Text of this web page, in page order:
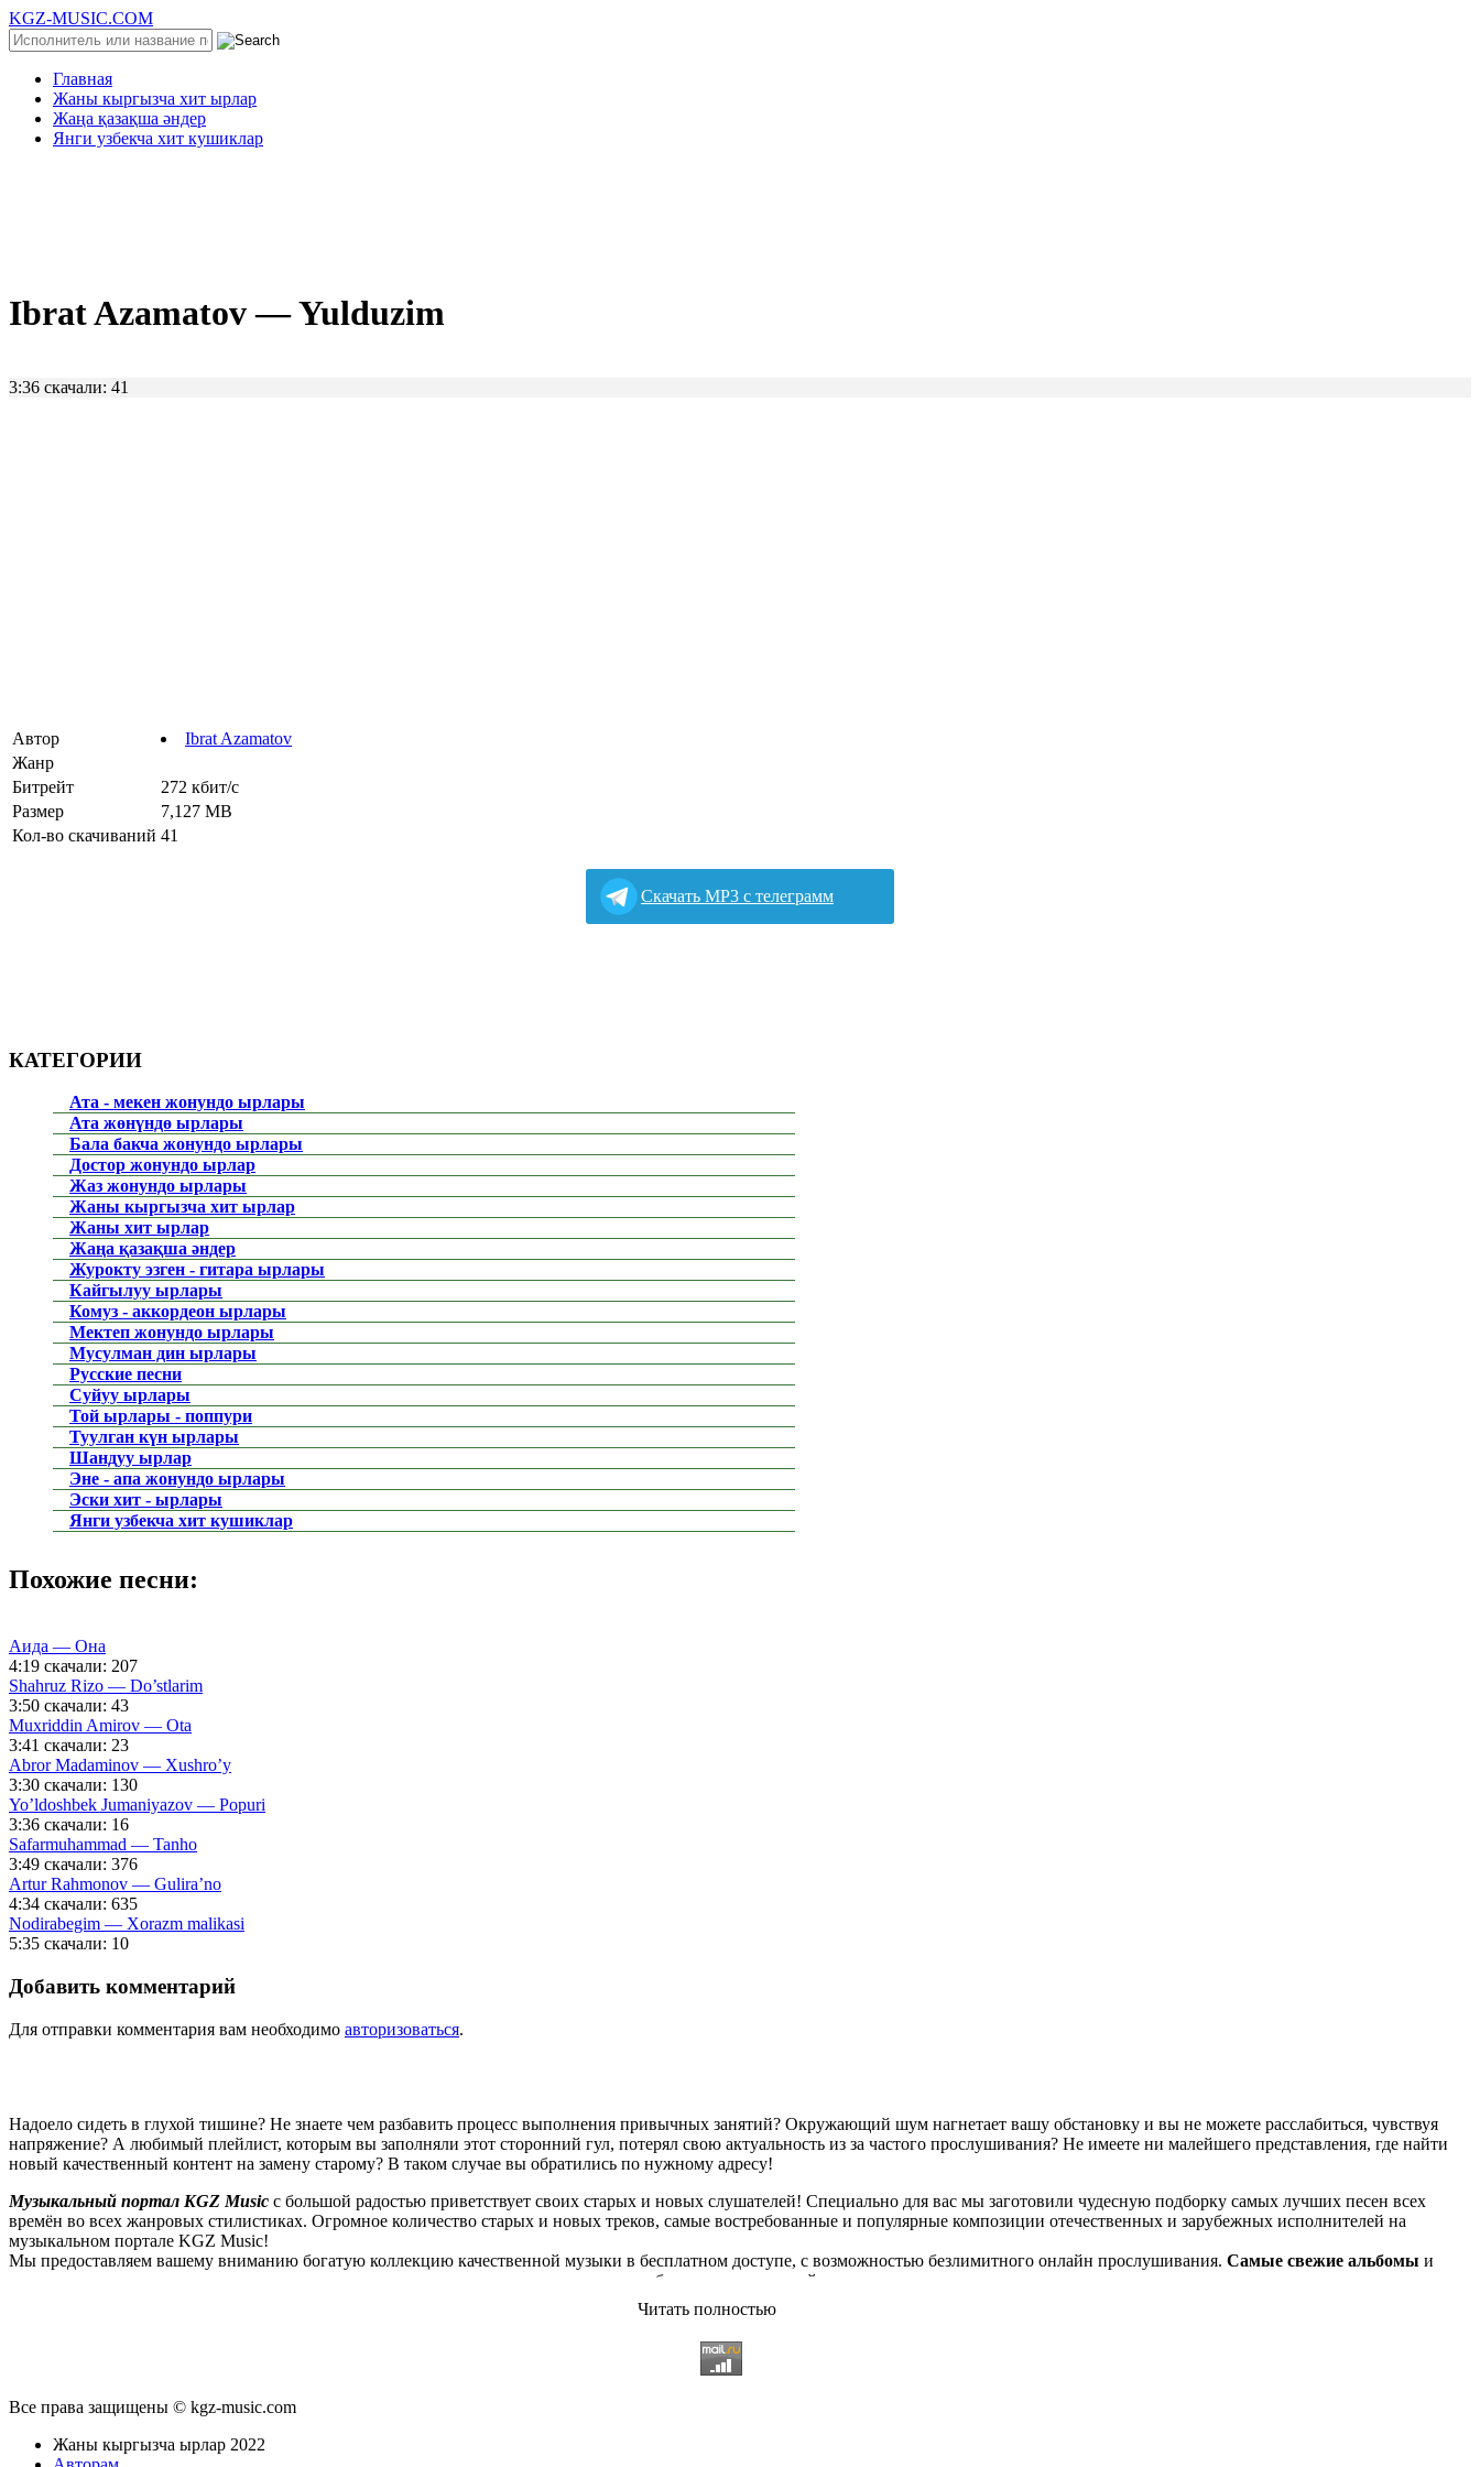
KGZ-MUSIC.COM
Главная
Жаны кыргызча хит ырлар
Жаңа қазақша әндер
Янги узбекча хит кушиклар
Ibrat Azamatov — Yulduzim
3:36 скачали: 41
Автор
Ibrat Azamatov
Жанр
Битрейт
272 кбит/с
Размер
7,127 MB
Кол-во скачиваний 41
Cкачать MP3 с телеграмм
КАТЕГОРИИ
Ата - мекен жонундо ырлары
Ата жөнүндө ырлары
Бала бакча жонундо ырлары
Достор жонундо ырлар
Жаз жонундо ырлары
Жаны кыргызча хит ырлар
Жаны хит ырлар
Жаңа қазақша әндер
Журокту эзген - гитара ырлары
Кайгылуу ырлары
Комуз - аккордеон ырлары
Мектеп жонундо ырлары
Мусулман дин ырлары
Русские песни
Суйуу ырлары
Той ырлары - поппури
Туулган күн ырлары
Шандуу ырлар
Эне - апа жонундо ырлары
Эски хит - ырлары
Янги узбекча хит кушиклар
Похожие песни:
Аида — Она
4:19 скачали: 207
Shahruz Rizo — Do’stlarim
3:50 скачали: 43
Muxriddin Amirov — Ota
3:41 скачали: 23
Abror Madaminov — Xushro’y
3:30 скачали: 130
Yo’ldoshbek Jumaniyazov — Popuri
3:36 скачали: 16
Safarmuhammad — Tanho
3:49 скачали: 376
Artur Rahmonov — Gulira’no
4:34 скачали: 635
Nodirabegim — Xorazm malikasi
5:35 скачали: 10
Добавить комментарий
Для отправки комментария вам необходимо авторизоваться.
Надоело сидеть в глухой тишине? Не знаете чем разбавить процесс выполнения привычных занятий? Окружающий шум нагнетает вашу обстановку и вы не можете расслабиться, чувствуя
напряжение? А любимый плейлист, которым вы заполняли этот сторонний гул, потерял свою актуальность из за частого прослушивания? Не имеете ни малейшего представления, где найти
новый качественный контент на замену старому? В таком случае вы обратились по нужному адресу!
Музыкальный портал KGZ Music с большой радостью приветствует своих старых и новых слушателей! Специально для вас мы заготовили чудесную подборку самых лучших песен всех
времён во всех жанровых стилистиках. Огромное количество старых и новых треков, самые востребованные и популярные композиции отечественных и зарубежных исполнителей на
музыкальном портале KGZ Music!
Мы предоставляем вашему вниманию богатую коллекцию качественной музыки в бесплатном доступе, с возможностью безлимитного онлайн прослушивания. Самые свежие альбомы и
любимых исполнителей, и актуальные, всеми известные композиции старых времен.
Регулярные обновления, постоянные новинки, большой музыкальный ассортимент на любой вкус, и все это только на платформе KGZ Music. Наша команда с большой ответственностью
в различных музыкальных направлениях.
Мы предоставляем вам бесплатный доступ к первоклассному, тщательно подобранному контенту, и предлагаем вам возможность предварительного прослушивания перед загрузкой. Мы также
звучанием публикуемых песен, и оперативно устраняет любые возникающие неудобства. И если у вас появились какие либо неполадки в процессе, то вы всегда можете связаться с нашей
командой и сообщить о проблемах, мешающих вам в полноценном использовании данного сайта. С заботой о вас, мы разработали достаточно простой и удобный в использовании, и тем не
менее довольно таки многофункциональный интерфейс. Вы без всяких затруднений сможете найти желаемую композицию посредством использования поисковой строки, а также сможете
Читать полностью
Все права защищены © kgz-music.com
Жаны кыргызча ырлар 2022